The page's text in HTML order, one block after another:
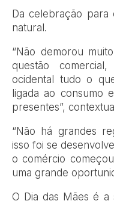
Da celebração
natural.
“Não demorou
questão
ocidental tudo o
ligada ao consumo
presentes”,
“Não há grandes
isso foi se
o comércio
uma grande
O Dia das Mães é a